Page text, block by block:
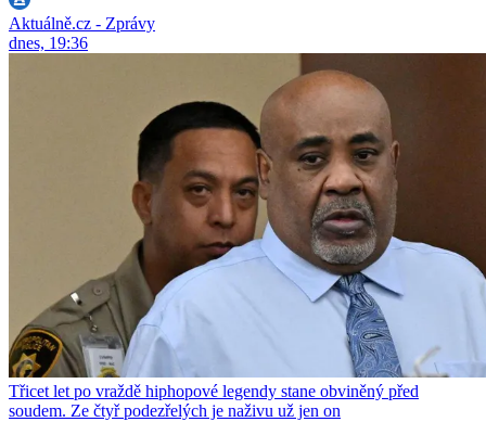
Aktuálně.cz - Zprávy
dnes, 19:36
Třicet let po vraždě hiphopové legendy stane obviněný před
soudem. Ze čtyř podezřelých je naživu už jen on